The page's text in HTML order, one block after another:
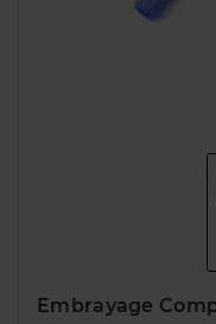
Embrayage